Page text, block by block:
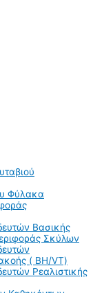
Φύλακα
Βασικής
Σκύλων
( BH/VT)
Ρεαλιστικής